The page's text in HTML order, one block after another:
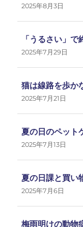
2025年8月3日
「うるさい」
2025年7月29日
猫は線路を歩か
2025年7月21日
夏の日のペット
2025年7月13日
夏の日課と買い
2025年7月6日
梅雨明けの動物